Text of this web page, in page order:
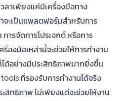
ลาเพียงแค่มีเครื่องมือทาง
าจะเป็นแพลตฟอร์มสำหรับการ
ารจัดการโปรเจกต์ หรือการ
รื่องมือเหล่านี้จะช่วยให้การทำงาน
ด้อย่างมีประสิทธิภาพมากยิ่งขึ้น
ที่รองรับการทำงานได้จริง
สิทธิภาพ ไม่เพียงแต่จะช่วยให้งาน